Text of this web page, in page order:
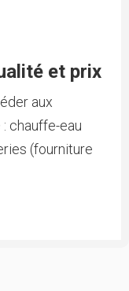
et prix
aux
chauffe-eau
(fourniture